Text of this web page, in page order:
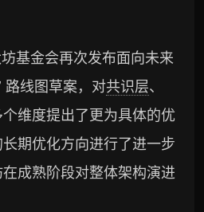
基金会再次发布面向未来
路线图草案，对共识层、
维度提出了更为具体的优
期优化方向进行了进一步
成熟阶段对整体架构演进